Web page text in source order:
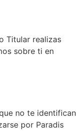
Titular realizas
sobre ti en
no te identifican
por Paradis